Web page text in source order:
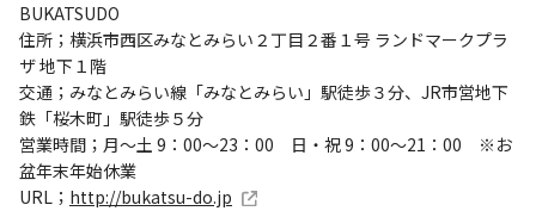
BUKATSUDO
住所；横浜市西区みなとみらい２丁目２番１号 ランドマークプラ
ザ 地下１階
交通；みなとみらい線「みなとみらい」駅徒歩３分、JR市営地下
鉄「桜木町」駅徒歩５分
営業時間；月～土 9：00～23：00 日・祝 9：00～21：00 ※お
盆年末年始休業
URL； http://bukatsu-do.jp